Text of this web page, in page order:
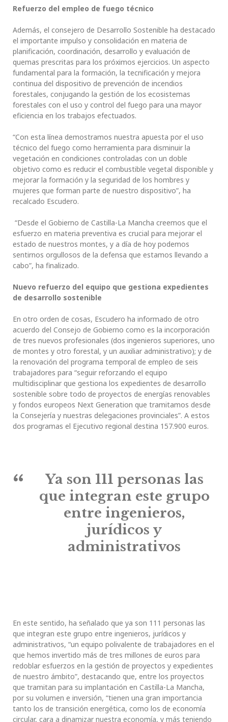
Refuerzo del empleo de fuego técnico
Además, el consejero de Desarrollo Sostenible ha destacado
el importante impulso y consolidación en materia de
planificación, coordinación, desarrollo y evaluación de
quemas prescritas para los próximos ejercicios. Un aspecto
fundamental para la formación, la tecnificación y mejora
continua del dispositivo de prevención de incendios
forestales, conjugando la gestión de los ecosistemas
forestales con el uso y control del fuego para una mayor
eficiencia en los trabajos efectuados.
“Con esta línea demostramos nuestra apuesta por el uso
técnico del fuego como herramienta para disminuir la
vegetación en condiciones controladas con un doble
objetivo como es reducir el combustible vegetal disponible y
mejorar la formación y la seguridad de los hombres y
mujeres que forman parte de nuestro dispositivo”, ha
recalcado Escudero.
“Desde el Gobierno de Castilla-La Mancha creemos que el
esfuerzo en materia preventiva es crucial para mejorar el
estado de nuestros montes, y a día de hoy podemos
sentirnos orgullosos de la defensa que estamos llevando a
cabo”, ha finalizado.
Nuevo refuerzo del equipo que gestiona expedientes
de desarrollo sostenible
En otro orden de cosas, Escudero ha informado de otro
acuerdo del Consejo de Gobierno como es la incorporación
de tres nuevos profesionales (dos ingenieros superiores, uno
de montes y otro forestal, y un auxiliar administrativo); y de
la renovación del programa temporal de empleo de seis
trabajadores para “seguir reforzando el equipo
multidisciplinar que gestiona los expedientes de desarrollo
sostenible sobre todo de proyectos de energías renovables
y fondos europeos Next Generation que tramitamos desde
la Consejería y nuestras delegaciones provinciales”. A estos
dos programas el Ejecutivo regional destina 157.900 euros.
Ya son 111 personas las
que integran este grupo
entre ingenieros,
jurídicos y
administrativos
En este sentido, ha señalado que ya son 111 personas las
que integran este grupo entre ingenieros, jurídicos y
administrativos, “un equipo polivalente de trabajadores en el
que hemos invertido más de tres millones de euros para
redoblar esfuerzos en la gestión de proyectos y expedientes
de nuestro ámbito”, destacando que, entre los proyectos
que tramitan para su implantación en Castilla-La Mancha,
por su volumen e inversión, “tienen una gran importancia
tanto los de transición energética, como los de economía
circular, cara a dinamizar nuestra economía, y más teniendo